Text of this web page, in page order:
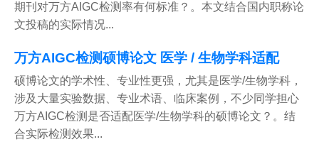
期刊对万方AIGC检测率有何标准？。本文结合国内职称论
文投稿的实际情况...
万方AIGC检测硕博论文 医学 / 生物学科适配
硕博论文的学术性、专业性更强，尤其是医学/生物学科，
涉及大量实验数据、专业术语、临床案例，不少同学担心
万方AIGC检测是否适配医学/生物学科的硕博论文？。结
合实际检测效果...